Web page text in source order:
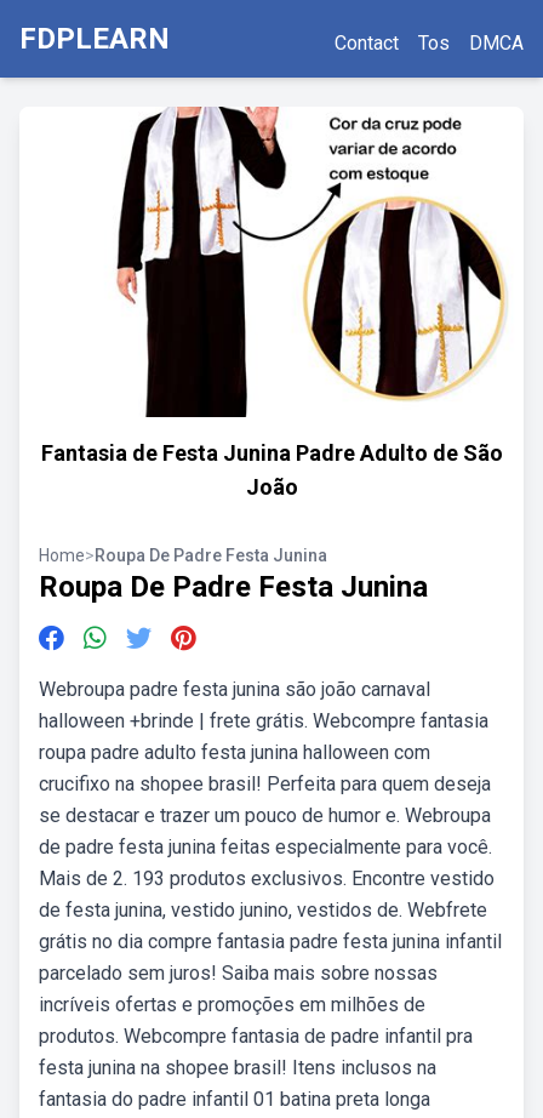
FDPLEARN Contact Tos DMCA
Fantasia de Festa Junina Padre Adulto de São
João
Home>Roupa De Padre Festa Junina
Roupa De Padre Festa Junina
Webroupa padre festa junina são joão carnaval
halloween +brinde | frete grátis. Webcompre fantasia
roupa padre adulto festa junina halloween com
crucifixo na shopee brasil! Perfeita para quem deseja
se destacar e trazer um pouco de humor e. Webroupa
de padre festa junina feitas especialmente para você.
Mais de 2. 193 produtos exclusivos. Encontre vestido
de festa junina, vestido junino, vestidos de. Webfrete
grátis no dia compre fantasia padre festa junina infantil
parcelado sem juros! Saiba mais sobre nossas
incríveis ofertas e promoções em milhões de
produtos. Webcompre fantasia de padre infantil pra
festa junina na shopee brasil! Itens inclusos na
fantasia do padre infantil 01 batina preta longa